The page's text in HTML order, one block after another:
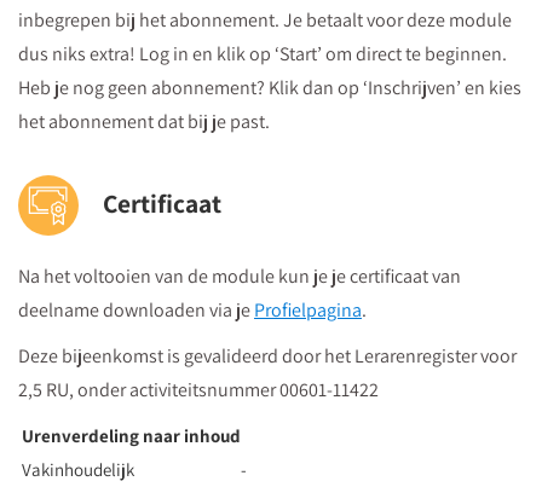
inbegrepen bij het abonnement. Je betaalt voor deze module
dus niks extra! Log in en klik op ‘Start’ om direct te beginnen.
Heb je nog geen abonnement? Klik dan op ‘Inschrijven’ en kies
het abonnement dat bij je past.
Certificaat
Na het voltooien van de module kun je je certificaat van
deelname downloaden via jeProfielpagina.
Deze bijeenkomst is gevalideerd door het Lerarenregister voor
2,5 RU, onder activiteitsnummer 00601-11422
Urenverdeling naar inhoud
Vakinhoudelijk
-